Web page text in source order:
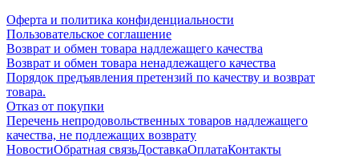
Оферта и политика конфиденциальности
Пользовательское соглашение
Возврат и обмен товара надлежащего качества
Возврат и обмен товара ненадлежащего качества
Порядок предъявления претензий по качеству и возврат
товара.
Отказ от покупки
Перечень непродовольственных товаров надлежащего
качества, не подлежащих возврату
НовостиОбратная связьДоставкаОплатаКонтакты